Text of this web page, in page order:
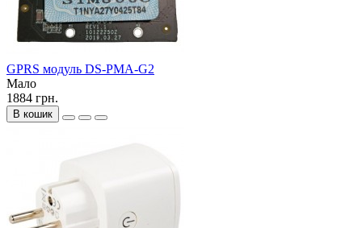
GPRS модуль DS-PMA-G2
Мало
1884 грн.
В кошик